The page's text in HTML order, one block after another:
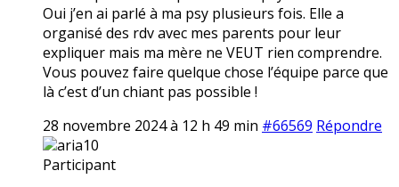
Oui j’en ai parlé à ma psy plusieurs fois. Elle a
organisé des rdv avec mes parents pour leur
expliquer mais ma mère ne VEUT rien comprendre.
Vous pouvez faire quelque chose l’équipe parce que
là c’est d’un chiant pas possible !
28 novembre 2024 à 12 h 49 min #66569 Répondre
aria10
Participant